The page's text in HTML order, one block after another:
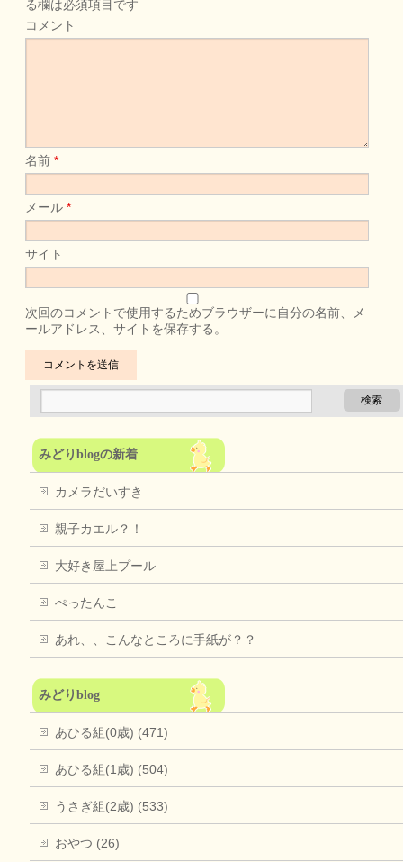
る欄は必須項目です
コメント
名前*
メール*
サイト
次回のコメントで使用するためブラウザーに自分の名前、メ
ールアドレス、サイトを保存する。
みどりblogの新着
カメラだいすき
親子カエル？！
大好き屋上プール
ぺったんこ
あれ、、こんなところに手紙が？？
みどりblog
あひる組(0歳) (471)
あひる組(1歳) (504)
うさぎ組(2歳) (533)
おやつ (26)